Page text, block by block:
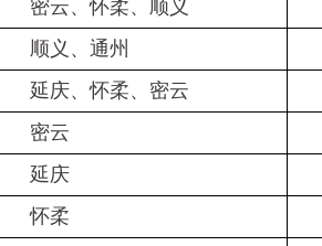
密云、怀柔、顺义
顺义、通州
延庆、怀柔、密云
密云
延庆
怀柔